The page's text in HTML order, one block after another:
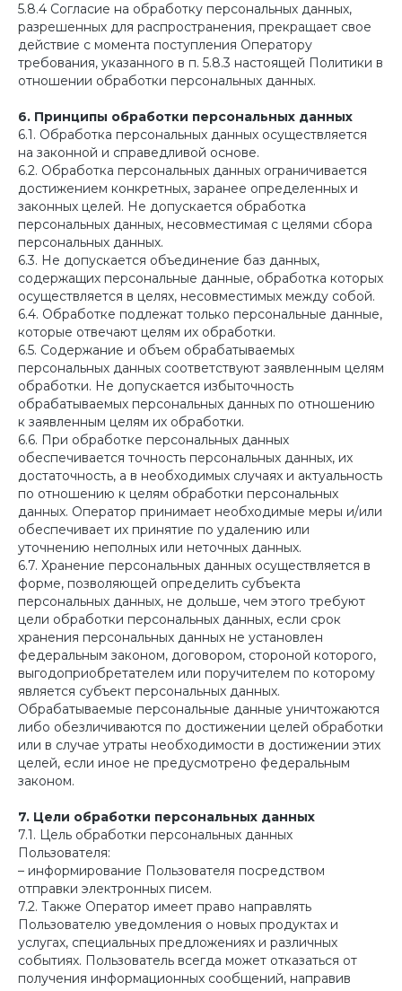
5.8.4 Согласие на обработку персональных данных,
разрешенных для распространения, прекращает свое
действие с момента поступления Оператору
требования, указанного в п. 5.8.3 настоящей Политики в
отношении обработки персональных данных.
6. Принципы обработки персональных данных
6.1. Обработка персональных данных осуществляется
на законной и справедливой основе.
6.2. Обработка персональных данных ограничивается
достижением конкретных, заранее определенных и
законных целей. Не допускается обработка
персональных данных, несовместимая с целями сбора
персональных данных.
6.3. Не допускается объединение баз данных,
содержащих персональные данные, обработка которых
осуществляется в целях, несовместимых между собой.
6.4. Обработке подлежат только персональные данные,
которые отвечают целям их обработки.
6.5. Содержание и объем обрабатываемых
персональных данных соответствуют заявленным целям
обработки. Не допускается избыточность
обрабатываемых персональных данных по отношению
к заявленным целям их обработки.
6.6. При обработке персональных данных
обеспечивается точность персональных данных, их
достаточность, а в необходимых случаях и актуальность
по отношению к целям обработки персональных
данных. Оператор принимает необходимые меры и/или
обеспечивает их принятие по удалению или
уточнению неполных или неточных данных.
6.7. Хранение персональных данных осуществляется в
форме, позволяющей определить субъекта
персональных данных, не дольше, чем этого требуют
цели обработки персональных данных, если срок
хранения персональных данных не установлен
федеральным законом, договором, стороной которого,
выгодоприобретателем или поручителем по которому
является субъект персональных данных.
Обрабатываемые персональные данные уничтожаются
либо обезличиваются по достижении целей обработки
или в случае утраты необходимости в достижении этих
целей, если иное не предусмотрено федеральным
законом.
7. Цели обработки персональных данных
7.1. Цель обработки персональных данных
Пользователя:
– информирование Пользователя посредством
отправки электронных писем.
7.2. Также Оператор имеет право направлять
Пользователю уведомления о новых продуктах и
услугах, специальных предложениях и различных
событиях. Пользователь всегда может отказаться от
получения информационных сообщений, направив